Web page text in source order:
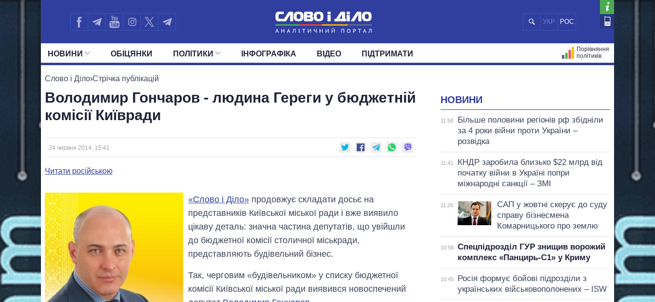
УКР РОС
НОВИНИ
ПОЛІТИКА ЕКОНОМІКА СУСПІЛЬСТВО СВІТ
ОБIЦЯНКИ ПОЛIТИКИ
УСІ ПОЛІТИКИ
ДЕПУТАТИ КОМІТЕТИ ФРАКЦІЇ ОКРУГИ
ІНФОГРАФІКА ВІДЕО ПІДТРИМАТИ
Порівняння
політиків
Слово і Діло›Стрічка публікацій
Володимир Гончаров - людина Гереги у бюджетній
комісії Київради
24 червня 2014, 15:41
Читати російською
«Слово і Діло» продовжує складати досьє на
представників Київської міської ради і вже виявило
цікаву деталь: значна частина депутатів, що увійшли
до бюджетної комісії столичної міськради,
представляють будівельний бізнес.
Так, черговим «будівельником» у списку бюджетної
комісії Київської міської ради виявився новоспечений
НОВИНИ
11:58
Більше половини регіонів рф збідніли
за 4 роки війни проти України –
розвідка
11:41
КНДР заробила близько $22 млрд від
початку війни в Україні попри
міжнародні санкції – ЗМІ
11:20
САП у жовтні скерує до суду
справу бізнесмена
Комарницького про землю
10:58
Спецпідрозділ ГУР знищив ворожий
комплекс «Панцирь-С1» у Криму
10:45
Росія формує бойові підрозділи з
українських військовополонених – ISW